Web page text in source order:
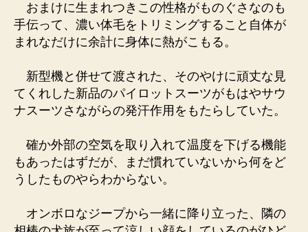
おまけに生まれつきこの性格がものぐさなのも
手伝って、濃い体毛をトリミングすること自体が
まれなだけに余計に身体に熱がこもる。
新型機と併せて渡された、そのやけに頑丈な見
てくれした新品のパイロットスーツがもはやサウ
ナスーツさながらの発汗作用をもたらしていた。
確か外部の空気を取り入れて温度を下げる機能
もあったはずだが、まだ慣れていないから何をど
うしたものやらわからない。
オンボロなジープから一緒に降り立った、隣の